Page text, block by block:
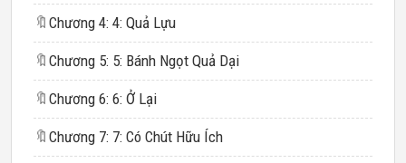
🔖 Chương 4: 4: Quả Lựu
🔖 Chương 5: 5: Bánh Ngọt Quả Dại
🔖 Chương 6: 6: Ở Lại
🔖 Chương 7: 7: Có Chút Hữu Ích